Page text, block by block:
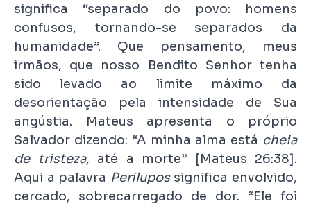
significa “separado do povo: homens
confusos, tornando-se separados da
humanidade”. Que pensamento, meus
irmãos, que nosso Bendito Senhor tenha
sido levado ao limite máximo da
desorientação pela intensidade de Sua
angústia. Mateus apresenta o próprio
Salvador dizendo: “A minha alma está cheia
de tristeza, até a morte” [Mateus 26:38].
Aqui a palavra Perilupos significa envolvido,
cercado, sobrecarregado de dor. “Ele foi